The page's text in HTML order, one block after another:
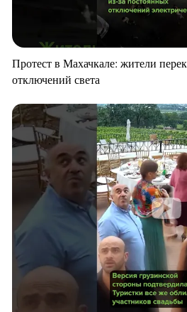
Протест в Махачкале: жители
отключений света